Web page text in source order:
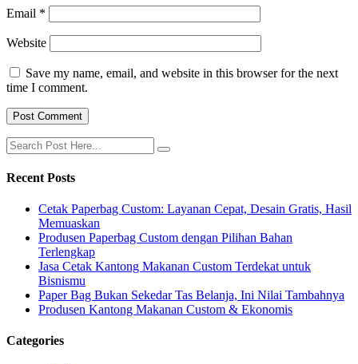
Email *
Website
Save my name, email, and website in this browser for the next
time I comment.
Recent Posts
Cetak Paperbag Custom: Layanan Cepat, Desain Gratis, Hasil
Memuaskan
Produsen Paperbag Custom dengan Pilihan Bahan
Terlengkap
Jasa Cetak Kantong Makanan Custom Terdekat untuk
Bisnismu
Paper Bag Bukan Sekedar Tas Belanja, Ini Nilai Tambahnya
Produsen Kantong Makanan Custom & Ekonomis
Categories